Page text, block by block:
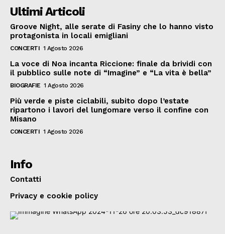
Ultimi Articoli
Groove Night, alle serate di Fasiny che lo hanno visto
protagonista in locali emigliani
CONCERTI 1 Agosto 2026
La voce di Noa incanta Riccione: finale da brividi con
il pubblico sulle note di “Imagine” e “La vita è bella”
BIOGRAFIE 1 Agosto 2026
Più verde e piste ciclabili, subito dopo l’estate
ripartono i lavori del lungomare verso il confine con
Misano
CONCERTI 1 Agosto 2026
Info
Contatti
Privacy e cookie policy